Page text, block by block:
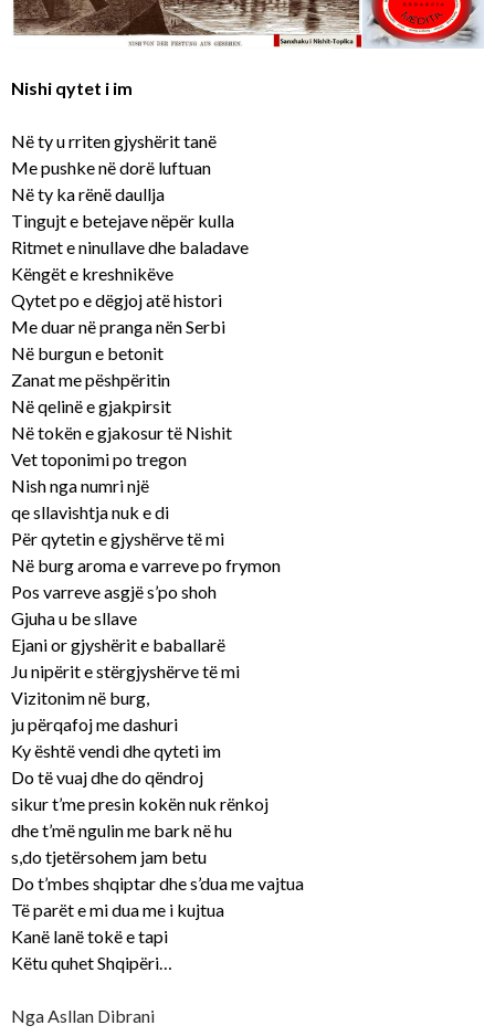
Nishi qytet i im
Në ty u rriten gjyshërit tanë
Me pushke në dorë luftuan
Në ty ka rënë daullja
Tingujt e betejave nëpër kulla
Ritmet e ninullave dhe baladave
Këngët e kreshnikëve
Qytet po e dëgjoj atë histori
Me duar në pranga nën Serbi
Në burgun e betonit
Zanat me pëshpëritin
Në qelinë e gjakpirsit
Në tokën e gjakosur të Nishit
Vet toponimi po tregon
Nish nga numri një
qe sllavishtja nuk e di
Për qytetin e gjyshërve të mi
Në burg aroma e varreve po frymon
Pos varreve asgjë s’po shoh
Gjuha u be sllave
Ejani or gjyshërit e baballarë
Ju nipërit e stërgjyshërve të mi
Vizitonim në burg,
ju përqafoj me dashuri
Ky është vendi dhe qyteti im
Do të vuaj dhe do qëndroj
sikur t’me presin kokën nuk rënkoj
dhe t’më ngulin me bark në hu
s,do tjetërsohem jam betu
Do t’mbes shqiptar dhe s’dua me vajtua
Të parët e mi dua me i kujtua
Kanë lanë tokë e tapi
Këtu quhet Shqipëri…
Nga Asllan Dibrani